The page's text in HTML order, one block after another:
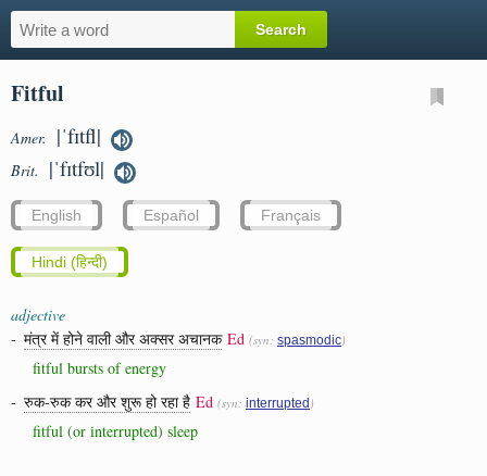
Fitful
Amer. |ˈfɪtfl|
Brit. |ˈfɪtfʊl|
English Español Français
Hindi (हिन्दी)
adjective
- मंत्र में होने वाली और अक्सर अचानक Ed (syn: spasmodic)
fitful bursts of energy
- रुक-रुक कर और शुरू हो रहा है Ed (syn: interrupted )
fitful (or interrupted) sleep